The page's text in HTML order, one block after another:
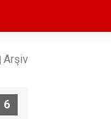
Arşiv
6